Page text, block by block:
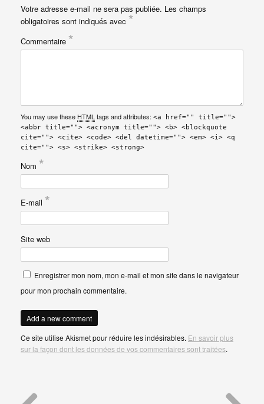
Votre adresse e-mail ne sera pas publiée. Les champs
obligatoires sont indiqués avec *
Commentaire *
You may use these HTMLtags and attributes: <a href="" title="">
<abbr title=""> <acronym title=""> <b> <blockquote
cite=""> <cite> <code> <del datetime=""> <em> <i> <q
cite=""> <s> <strike> <strong>
Nom *
E-mail *
Site web
Enregistrer mon nom, mon e-mail et mon site dans le navigateur
pour mon prochain commentaire.
Ce site utilise Akismet pour réduire les indésirables. En savoir plus
sur la façon dont les données de vos commentaires sont traitées.